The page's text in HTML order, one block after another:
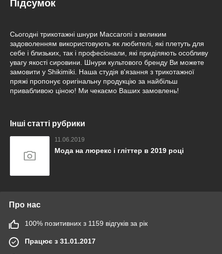
Підсумок
Сьогодні трикотажні шнури Maccaroni з великим
задоволенням використовують як любителі, які плетуть для
себе і близьких, так і професіонали, які приділяють особливу
увагу якості сировини. Шнури культового бренду Ви можете
замовити у Shikimiki. Наша студія в'язання з трикотажної
пряжі пропонує оригінальну продукцію за найбільш
привабливою ціною! Ми чекаємо Ваших замовлень!
Інші статті рубрики
11.06.2019
Мода на люрекс і гліттер в 2019 році
Про нас
100% позитивних з 1159 відгуків за рік
Працює з 31.01.2017